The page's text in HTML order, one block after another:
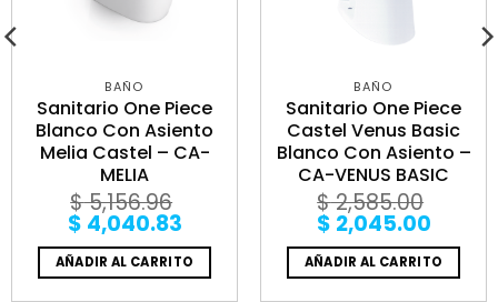
BAÑO
Sanitario One Piece
Blanco Con Asiento
Melia Castel – CA-
MELIA
$5,156.96
Original
price
was:
$ 5,156.96.
$ 4,040.83Current
price
is:
$ 4,040.83.
AÑADIR AL CARRITO
BAÑO
Sanitario One Piece
Castel Venus Basic
Blanco Con Asiento –
CA-VENUS BASIC
$2,585.00
Original
price
was:
$ 2,585.00.
$ 2,045.00
price
is:
$
AÑADIR AL CARRITO